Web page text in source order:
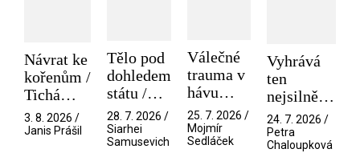
Návrat ke
kořenům /
Tichá
přítelkyně
3. 8. 2026 /
Janis Prášil
Tělo pod
dohledem
státu /
Pramen
28. 7. 2026 /
Siarhei
Samusevich
Válečné
trauma v
hávu
spektáklu
/ Odyssea
25. 7. 2026 /
Mojmír
Sedláček
Vyhrává
ten
nejsilnější
/ V nitru
manosféry
24. 7. 2026 /
Petra
Chaloupková